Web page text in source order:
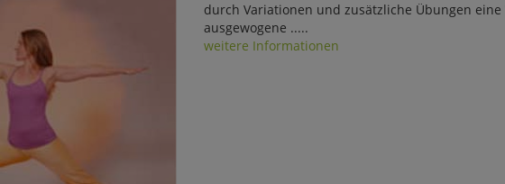
durch Variationen und zusätzliche Übungen
ausgewogene .....
weitere Informationen